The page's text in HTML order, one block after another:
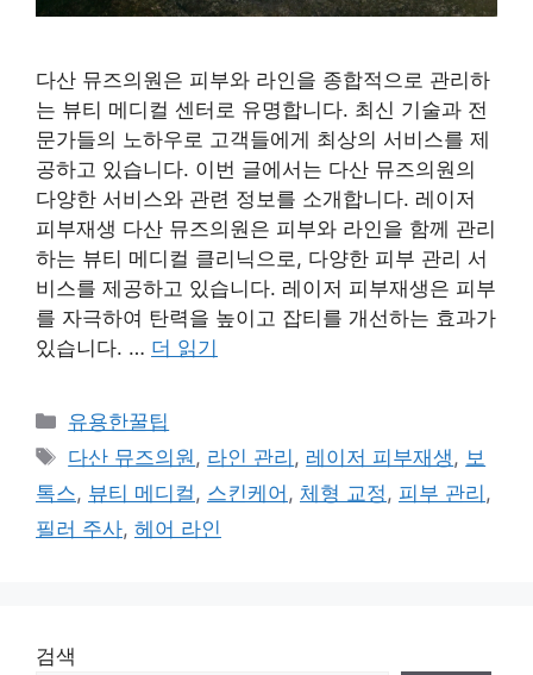
다산 뮤즈의원은 피부와 라인을 종합적으로 관리하
는 뷰티 메디컬 센터로 유명합니다. 최신 기술과 전
문가들의 노하우로 고객들에게 최상의 서비스를 제
공하고 있습니다. 이번 글에서는 다산 뮤즈의원의
다양한 서비스와 관련 정보를 소개합니다. 레이저
피부재생 다산 뮤즈의원은 피부와 라인을 함께 관리
하는 뷰티 메디컬 클리닉으로, 다양한 피부 관리 서
비스를 제공하고 있습니다. 레이저 피부재생은 피부
를 자극하여 탄력을 높이고 잡티를 개선하는 효과가
있습니다. … 더 읽기
카
테
고
리
유용한꿀팁
태
그
다산 뮤즈의원 , 라인 관리 , 레이저 피부재생 , 보
톡스, 뷰티 메디컬 , 스킨케어 , 체형 교정 , 피부 관리 ,
필러 주사, 헤어 라인
검색